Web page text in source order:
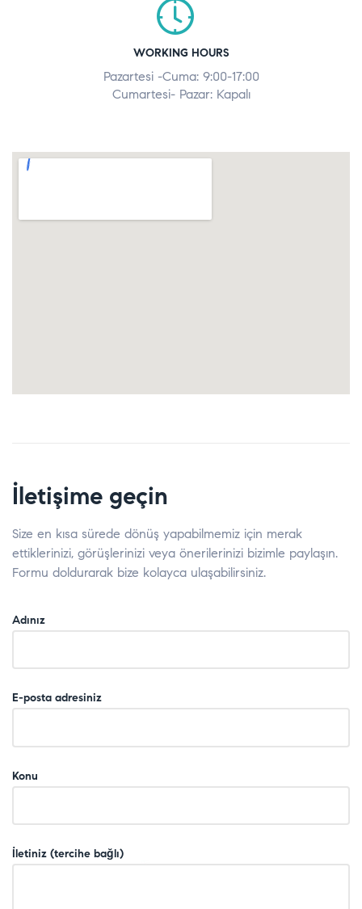
WORKING HOURS
Pazartesi -Cuma: 9:00-17:00
Cumartesi- Pazar: Kapalı
İletişime geçin
Size en kısa sürede dönüş yapabilmemiz için merak
ettiklerinizi, görüşlerinizi veya önerilerinizi bizimle paylaşın.
Formu doldurarak bize kolayca ulaşabilirsiniz.
Adınız
E-posta adresiniz
Konu
İletiniz (tercihe bağlı)